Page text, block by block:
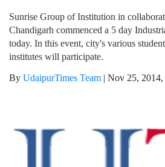
Sunrise Group of Institution in
Chandigarh commenced a 5 day
today. In this event, city's various
institutes will participate.
By UdaipurTimes Team | Nov 25,